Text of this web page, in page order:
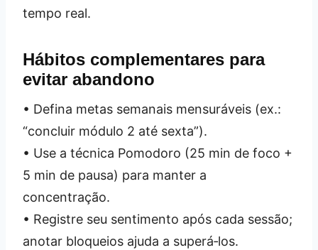
tempo real.
Hábitos complementares para
evitar abandono
• Defina metas semanais mensuráveis (ex.:
“concluir módulo 2 até sexta”).
• Use a técnica Pomodoro (25 min de foco +
5 min de pausa) para manter a
concentração.
• Registre seu sentimento após cada sessão;
anotar bloqueios ajuda a superá‑los.